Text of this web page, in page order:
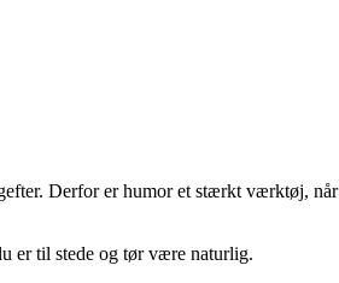
Derfor er humor et stærkt værktøj, når
er til stede og tør være naturlig.